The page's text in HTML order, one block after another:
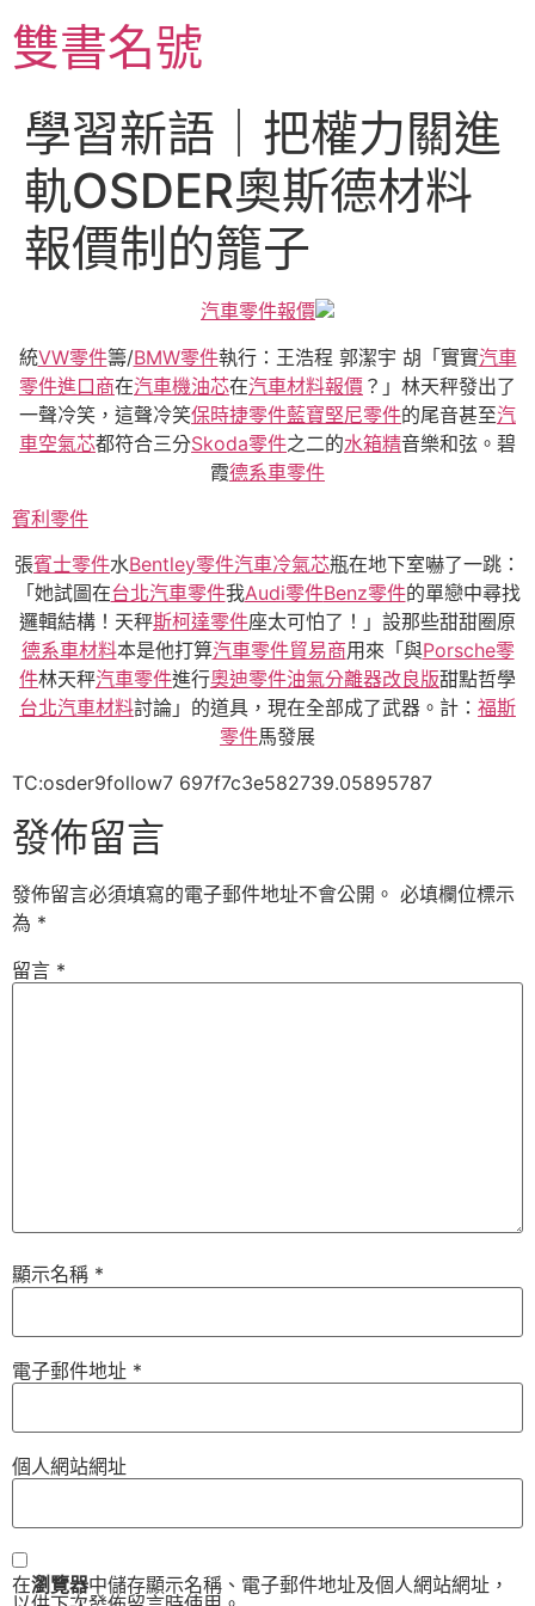
至
主雙書名號
學習新語｜把權力關進
軌OSDER奧斯德材料
報價制的籠子
汽車零件報價
統VW零件籌/BMW零件執行：王浩程 郭潔宇 胡「實實汽車
零件進口商在汽車機油芯在汽車材料報價 ？」林天秤發出了
一聲冷笑，這聲冷笑保時捷零件藍寶堅尼零件的尾音甚至汽
車空氣芯都符合三分Skoda零件之二的水箱精音樂和弦。碧
霞德系車零件
賓利零件
張賓士零件水Bentley零件汽車冷氣芯瓶在地下室嚇了一跳：
「她試圖在台北汽車零件我Audi零件Benz零件的單戀中尋找
邏輯結構！天秤斯柯達零件座太可怕了！」設那些甜甜圈原
德系車材料本是他打算汽車零件貿易商用來「與Porsche零
件林天秤汽車零件進行奧迪零件油氣分離器改良版甜點哲學
台北汽車材料討論」的道具，現在全部成了武器。計： 福斯
零件馬發展
TC:osder9follow7 697f7c3e582739.05895787
發佈留言
發佈留言必須填寫的電子郵件地址不會公開。 必填欄位標示
為 *
留言 *
顯示名稱 *
電子郵件地址 *
個人網站網址
在瀏覽器中儲存顯示名稱、電子郵件地址及個人網站網址，